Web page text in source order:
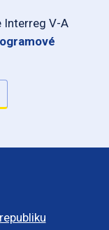
Interreg V-A